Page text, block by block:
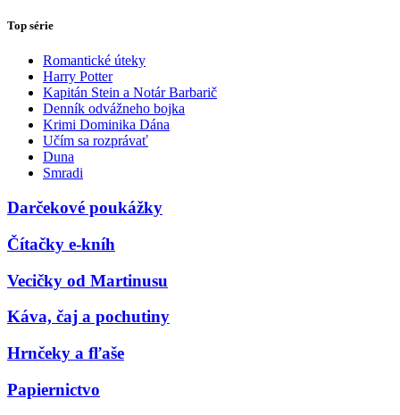
Top série
Romantické úteky
Harry Potter
Kapitán Stein a Notár Barbarič
Denník odvážneho bojka
Krimi Dominika Dána
Učím sa rozprávať
Duna
Smradi
Darčekové poukážky
Čítačky e-kníh
Vecičky od Martinusu
Káva, čaj a pochutiny
Hrnčeky a fľaše
Papiernictvo